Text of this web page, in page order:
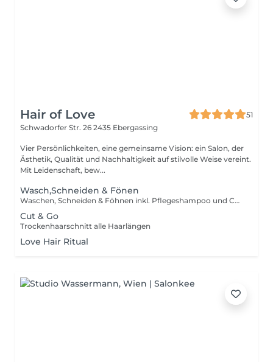
Hair of Love
51
Schwadorfer Str. 26 2435 Ebergassing
Vier Persönlichkeiten, eine gemeinsame Vision: ein Salon, der
Ästhetik, Qualität und Nachhaltigkeit auf stilvolle Weise vereint.
Mit Leidenschaft, bew...
Wasch,Schneiden & Fönen
Waschen, Schneiden & Föhnen inkl. Pflegeshampoo und Conditioner
Cut & Go
Trockenhaarschnitt alle Haarlängen
Love Hair Ritual